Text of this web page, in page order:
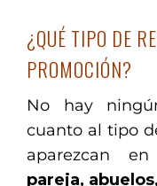
¿QUÉ TIPO DE
PROMOCIÓN?
No hay
cuanto al tipo
aparezcan
pareja,